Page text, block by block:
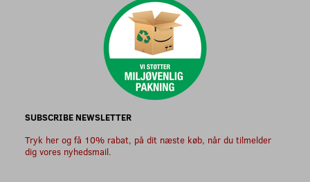
SUBSCRIBE NEWSLETTER
Tryk her og få 10% rabat, på dit næste køb, når du tilmelder
dig vores nyhedsmail.